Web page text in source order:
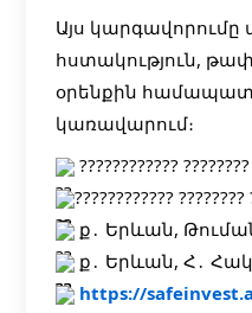
Այս
հստակություն,
օրենքին
կառավարում։
????????????
???????????? ????????
ք․ Երևան,
ք․ Երևան, Հ․
https://